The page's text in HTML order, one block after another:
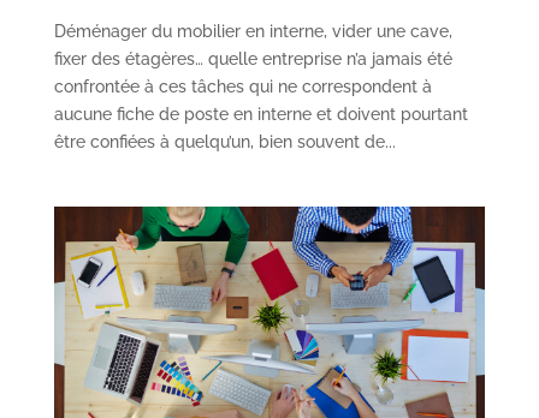
Déménager du mobilier en interne, vider une cave,
fixer des étagères… quelle entreprise n’a jamais été
confrontée à ces tâches qui ne correspondent à
aucune fiche de poste en interne et doivent pourtant
être confiées à quelqu’un, bien souvent de...